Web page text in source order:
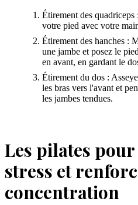
Étirement des quadriceps
votre pied avec votre
Étirement des hanches :
une jambe et posez le
en avant, en gardant le
Étirement du dos :
les bras vers l'avant et
les jambes tendues.
Les pilates
stress et
concentration